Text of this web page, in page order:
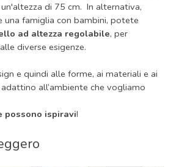
di 75 cm. In alternativa,
famiglia con bambini, potete
ad altezza regolabile, per
diverse esigenze.
e quindi alle forme, ai materiali e ai
all’ambiente che vogliamo
possono ispiravi!